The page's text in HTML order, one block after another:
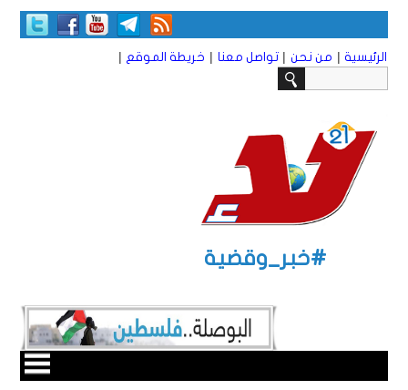
الرئيسية | من نحن | تواصل معنا | خريطة الموقع |
#خبر_وقضية